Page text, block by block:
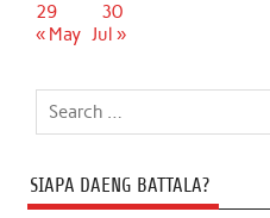
29
30
« May Jul »
SIAPA DAENG BATTALA?